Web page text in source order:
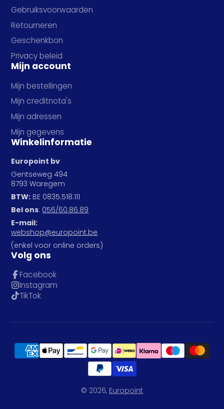
Gebruiksvoorwaarden
Retourneren
Geschenkbon
Privacy beleid
Mijn account
Mijn bestellingen
Mijn creditnota's
Mijn adressen
Mijn gegevens
Winkelinformatie
Europoint bv
Gentseweg 494
8793 Waregem
BTW: BE 0835.518.111
Bel ons: 056/60.86.89
E-mail:
webshop@europoint.be
(enkel voor online orders)
Volg ons
Facebook
Instagram
TikTok
© 2026, Europoint